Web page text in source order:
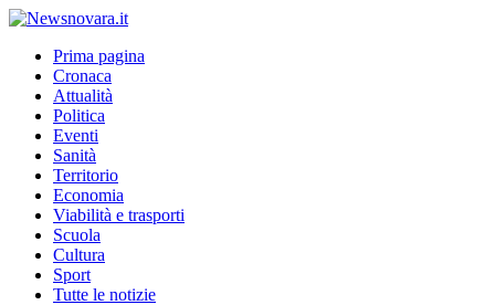
Prima pagina
Cronaca
Attualità
Politica
Eventi
Sanità
Territorio
Economia
Viabilità e trasporti
Scuola
Cultura
Sport
Tutte le notizie